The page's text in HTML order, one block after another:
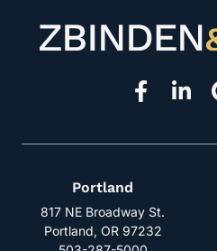
Portland
817 NE Broadway St.
Portland, OR 97232